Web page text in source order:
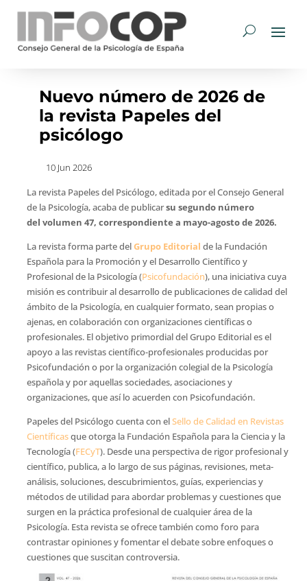
Nuevo número de 2026 de
la revista Papeles del
psicólogo
10 Jun 2026
La revista Papeles del Psicólogo, editada por el Consejo General
de la Psicología, acaba de publicarsu segundo número
del volumen 47, correspondiente a mayo-agosto de 2026.
La revista forma parte delGrupo Editorial de la Fundación
Española para la Promoción y el Desarrollo Científico y
Profesional de la Psicología (Psicofundación), una iniciativa cuya
misión es contribuir al desarrollo de publicaciones de calidad del
ámbito de la Psicología, en cualquier formato, sean propias o
ajenas, en colaboración con organizaciones científicas o
profesionales. El objetivo primordial del Grupo Editorial es el
apoyo a las revistas científico-profesionales producidas por
Psicofundación o por la organización colegial de la Psicología
española y por aquellas sociedades, asociaciones y
organizaciones, que así lo acuerden con Psicofundación.
Papeles del Psicólogo cuenta con elSello de Calidad en Revistas
Científicasque otorga la Fundación Española para la Ciencia y la
Tecnología (FECyT). Desde una perspectiva de rigor profesional y
científico, publica, a lo largo de sus páginas, revisiones, meta-
análisis, soluciones, descubrimientos, guías, experiencias y
métodos de utilidad para abordar problemas y cuestiones que
surgen en la práctica profesional de cualquier área de la
Psicología. Esta revista se ofrece también como foro para
contrastar opiniones y fomentar el debate sobre enfoques o
cuestiones que suscitan controversia.